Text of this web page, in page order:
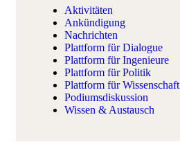
Aktivitäten
Ankündigung
Nachrichten
Plattform für Dialogue
Plattform für Ingenieure
Plattform für Politik
Plattform für Wissenschaft
Podiumsdiskussion
Wissen & Austausch